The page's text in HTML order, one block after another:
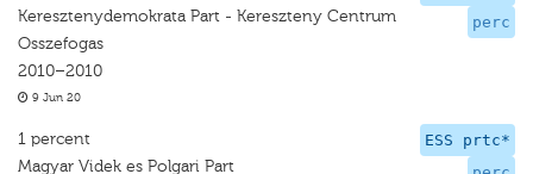
perc
Keresztenydemokrata Part - Kereszteny Centrum
Osszefogas
2010–2010
9 Jun 20
ESS prtc*
1 percent
Magyar Videk es Polgari Part